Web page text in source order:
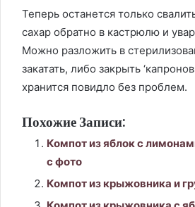
Теперь останется только
сахар обратно в кастрюлю и
Можно разложить в
закатать, либо закрыть
хранится повидло без проблем.
Похожие Записи:
Компот из яблок с
с фото
Компот из крыжовника и